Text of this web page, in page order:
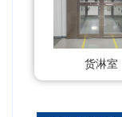
货淋室